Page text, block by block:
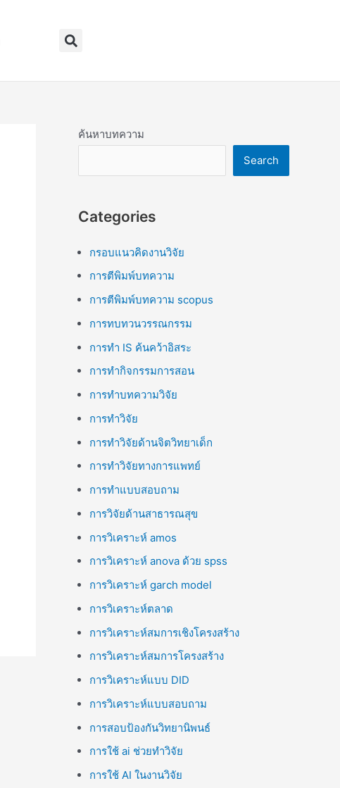
Search
ค้นหาบทความ
Search
Categories
กรอบแนวคิดงานวิจัย
การตีพิมพ์บทความ
การตีพิมพ์บทความ scopus
การทบทวนวรรณกรรม
การทำ IS ค้นคว้าอิสระ
การทำกิจกรรมการสอน
การทำบทความวิจัย
การทำวิจัย
การทำวิจัยด้านจิตวิทยาเด็ก
การทำวิจัยทางการแพทย์
การทำแบบสอบถาม
การวิจัยด้านสาธารณสุข
การวิเคราะห์ amos
การวิเคราะห์ anova ด้วย spss
การวิเคราะห์ garch model
การวิเคราะห์ตลาด
การวิเคราะห์สมการเชิงโครงสร้าง
การวิเคราะห์สมการโครงสร้าง
การวิเคราะห์แบบ DID
การวิเคราะห์แบบสอบถาม
การสอบป้องกันวิทยานิพนธ์
การใช้ ai ช่วยทำวิจัย
การใช้ AI ในงานวิจัย